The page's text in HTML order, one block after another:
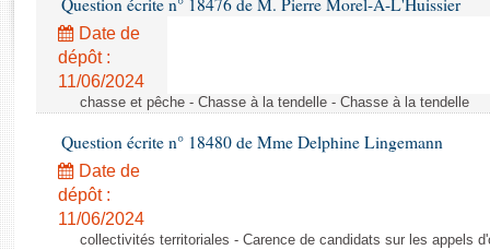
Rapports d'enquête
Rapports législatifs
Rapports sur l'application des lois
Baromètre de l’application des lois
Dossiers législatifs
Budget et sécurité sociale
Questions écrites et orales
Comptes rendus des débats
Question écrite n° 18476 de M. Pierre Morel-À-L'Huissier
Date de
dépôt :
11/06/2024
chasse et pêche - Chasse à la tendelle - Chasse à la tendelle
Question écrite n° 18480 de Mme Delphine Lingemann
Date de
dépôt :
11/06/2024
collectivités territoriales - Carence de candidats sur les appels